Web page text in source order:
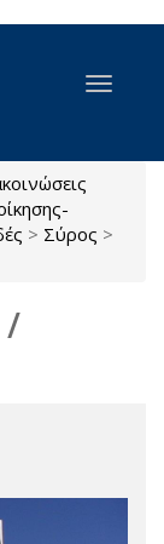
Toggle
> Σύρος >
/